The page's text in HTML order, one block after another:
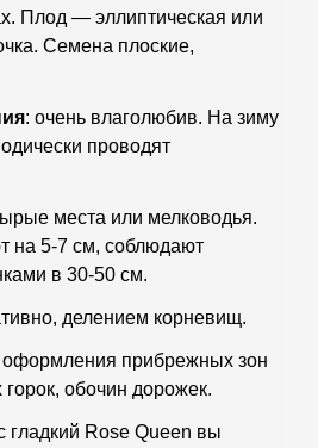
Плод — эллиптическая или
Семена плоские,
: очень влаголюбив. На зиму
проводят
места или мелководья.
на 5-7 см, соблюдают
в 30-50 см.
делением корневищ.
оформления прибрежных зон
обочин дорожек.
гладкий Rose Queen вы